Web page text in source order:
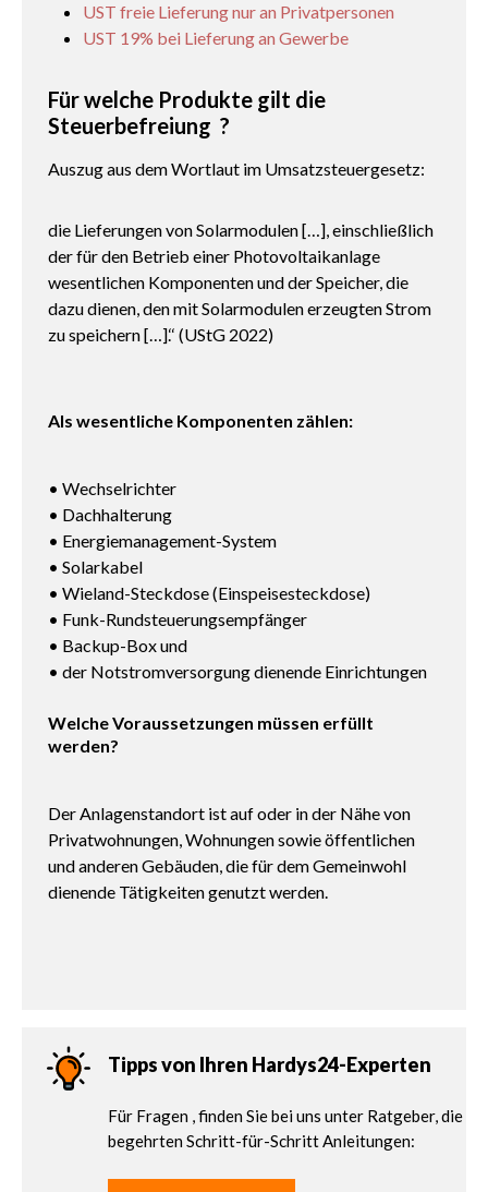
UST freie Lieferung nur an Privatpersonen
UST 19% bei Lieferung an Gewerbe
Für welche Produkte gilt die
Steuerbefreiung ?
Auszug aus dem Wortlaut im Umsatzsteuergesetz:
die Lieferungen von Solarmodulen […], einschließlich
der für den Betrieb einer Photovoltaikanlage
wesentlichen Komponenten und der Speicher, die
dazu dienen, den mit Solarmodulen erzeugten Strom
zu speichern […].‘‘ (UStG 2022)
Als wesentliche Komponenten zählen:
• Wechselrichter
• Dachhalterung
• Energiemanagement-System
• Solarkabel
• Wieland-Steckdose (Einspeisesteckdose)
• Funk-Rundsteuerungsempfänger
• Backup-Box und
• der Notstromversorgung dienende Einrichtungen
Welche Voraussetzungen müssen erfüllt
werden?
Der Anlagenstandort ist auf oder in der Nähe von
Privatwohnungen, Wohnungen sowie öffentlichen
und anderen Gebäuden, die für dem Gemeinwohl
dienende Tätigkeiten genutzt werden.
Tipps von Ihren Hardys24-Experten
Für Fragen , finden Sie bei uns unter Ratgeber, die
begehrten Schritt-für-Schritt Anleitungen: